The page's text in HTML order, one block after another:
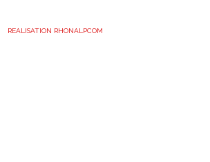
REALISATION RHONALPCOM